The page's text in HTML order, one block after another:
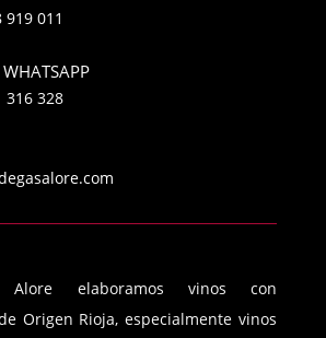
919 011
316 328
Alore elaboramos vinos con
Origen Rioja, especialmente vinos